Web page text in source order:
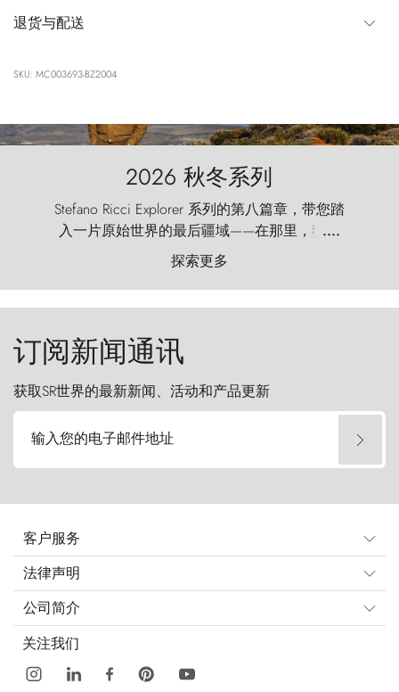
退货与配送
SKU: MC003693-BZ2004
2026 秋冬系列
Stefano Ricci Explorer 系列的第八篇章，带您踏
入一片原始世界的最后疆域——在那里，狂风
以远古的怒号雕琢着自然，而百内塔（Torres
del Paine）则宛如石砌的哨兵，傲然向苍穹发
起挑战。
....
探索更多
订阅新闻通讯
获取SR世界的最新新闻、活动和产品更新
输入您的电子邮件地址
客户服务
法律声明
公司简介
关注我们